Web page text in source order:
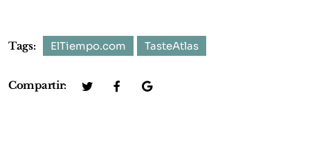
Tags: ElTiempo.com TasteAtlas
Compartir: